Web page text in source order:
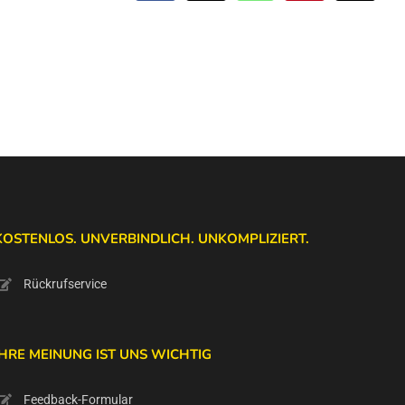
Mail
UNVERBINDLICH. UNKOMPLIZIERT.
Rückrufservice
MEINUNG IST UNS WICHTIG
Feedback-Formular